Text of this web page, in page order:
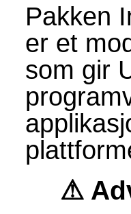
Pakken
er et
som gir